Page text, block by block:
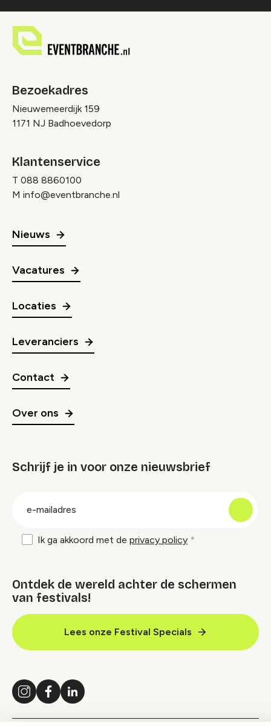
Bezoekadres
Nieuwemeerdijk 159
1171 NJ Badhoevedorp
Klantenservice
T 088 8860100
M info@eventbranche.nl
Nieuws
Vacatures
Locaties
Leveranciers
Contact
Over ons
Schrijf je in voor onze nieuwsbrief
Ik ga akkoord met de privacy policy
Ontdek de wereld achter de schermen
van festivals!
Lees onze Festival Specials
InstagramFacebookLinkedIn